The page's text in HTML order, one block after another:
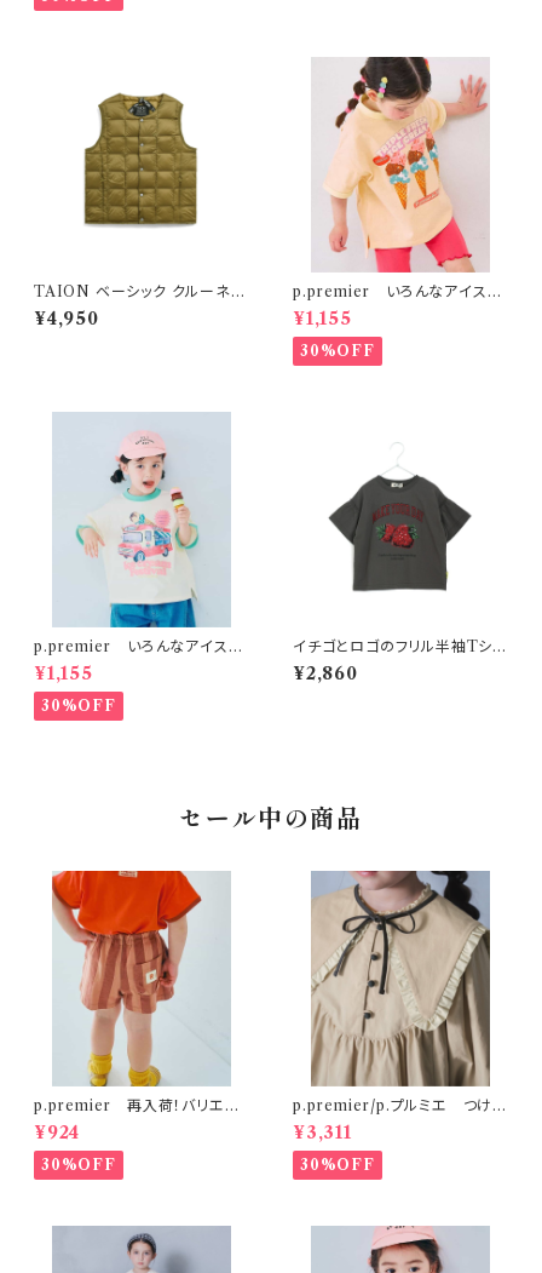
TAION ベーシック クルーネッ
ク インナーダウンベスト ベージ
ュ
¥4,950
p.premier いろんなアイスち
ょーだいグラフィックリンガーT
シャツ ベビーピンク
¥1,155
30%OFF
p.premier いろんなアイスち
ょーだいグラフィックリンガーT
シャツ アイボリー
¥1,155
30%OFF
イチゴとロゴのフリル半袖Tシャ
¥2,860
セール中の商品
p.premier 再入荷！バリエー
ションミニ裏毛ハーフパンツ ブ
ラウン
¥924
30%OFF
p.premier/p.プルミエ つけ衿
付き3WAYワンピース ベージ
ュ
¥3,311
30%OFF